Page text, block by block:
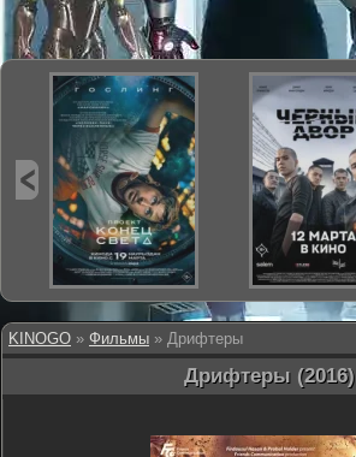
KINOGO » Фильмы » Дрифтеры
Дрифтеры (2016)